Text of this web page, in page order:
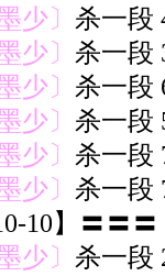
少〕 杀一段
少〕 杀一段
少〕 杀一段
少〕 杀一段
少〕 杀一段
少〕 杀一段
10】〓〓〓
少〕 杀一段